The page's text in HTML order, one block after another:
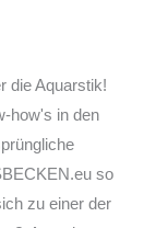
die Aquarstik!
how's in den
so
zu einer der